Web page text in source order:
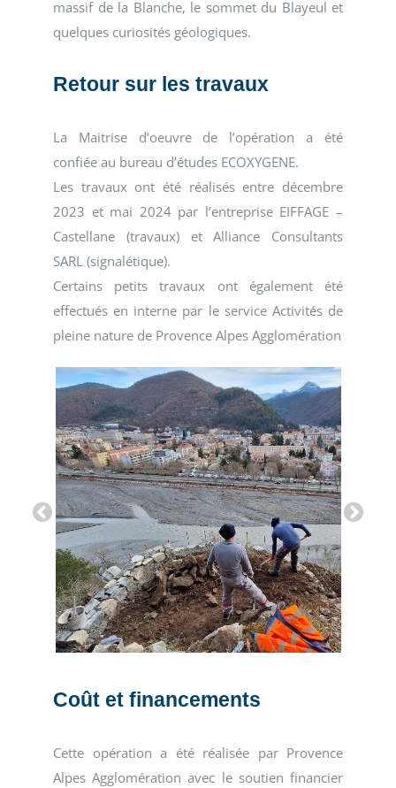
massif de la Blanche, le sommet du Blayeul et
quelques curiosités géologiques.
Retour sur les travaux
La Maitrise d’oeuvre de l’opération a été
confiée au bureau d’études ECOXYGENE.
Les travaux ont été réalisés entre décembre
2023 et mai 2024 par l’entreprise EIFFAGE –
Castellane (travaux) et Alliance Consultants
SARL (signalétique).
Certains petits travaux ont également été
effectués en interne par le service Activités de
pleine nature de Provence Alpes Agglomération
Coût et financements
Cette opération a été réalisée par Provence
Alpes Agglomération avec le soutien financier